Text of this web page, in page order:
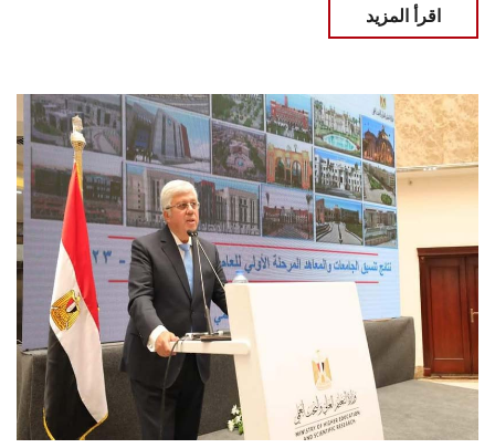
اقرأ المزيد